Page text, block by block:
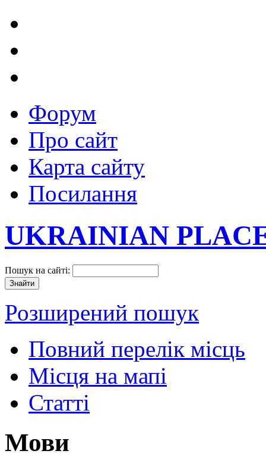
Форум
Про сайт
Карта сайту
Посилання
UKRAINIAN
Пошук на сайті:
Розширений пошук
Повний перелік місць
Місця на мапі
Статті
Мови